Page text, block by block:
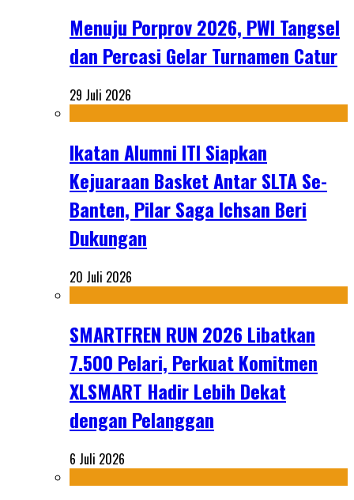
Menuju Porprov 2026, PWI Tangsel
dan Percasi Gelar Turnamen Catur
29 Juli 2026
Ikatan Alumni ITI Siapkan
Kejuaraan Basket Antar SLTA Se-
Banten, Pilar Saga Ichsan Beri
Dukungan
20 Juli 2026
SMARTFREN RUN 2026 Libatkan
7.500 Pelari, Perkuat Komitmen
XLSMART Hadir Lebih Dekat
dengan Pelanggan
6 Juli 2026